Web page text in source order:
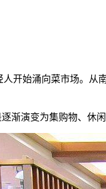
始涌向菜市场。从
演变为集购物、休闲